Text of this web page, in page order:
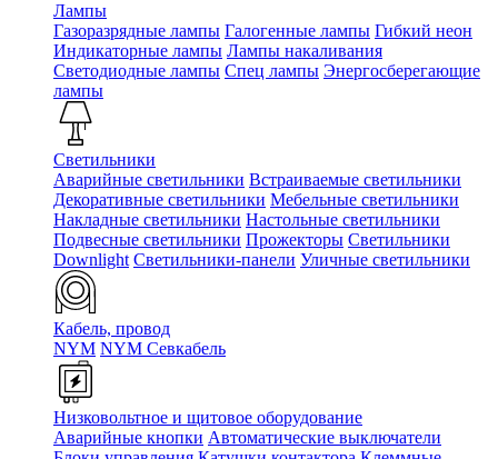
Лампы
Газоразрядные лампы Галогенные лампы Гибкий неон
Индикаторные лампы Лампы накаливания
Светодиодные лампы Спец лампы Энергосберегающие
лампы
Светильники
Аварийные светильники Встраиваемые светильники
Декоративные светильники Мебельные светильники
Накладные светильники Настольные светильники
Подвесные светильники Прожекторы Светильники
Downlight Светильники-панели Уличные светильники
Кабель, провод
NYM NYM Севкабель
Низковольтное и щитовое оборудование
Аварийные кнопки Автоматические выключатели